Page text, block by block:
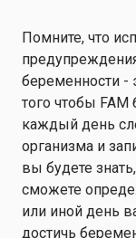
Помните, что
беременности -
того чтобы
каждый день
организма и
вы будете
сможете
или иной день
достичь